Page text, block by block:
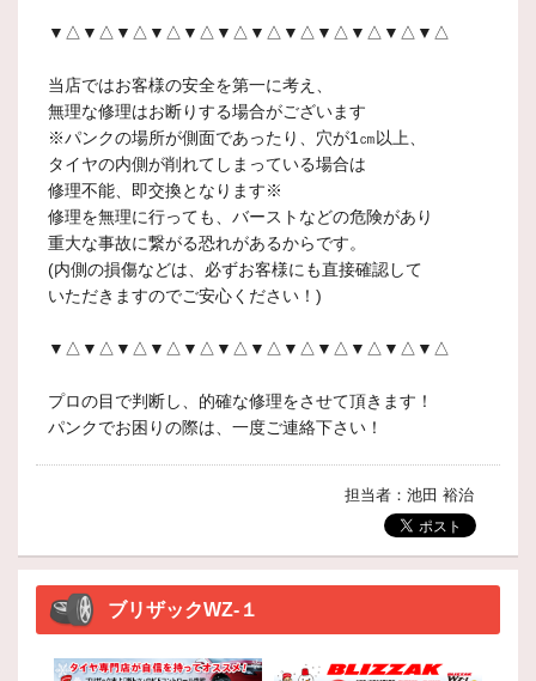
▼△▼△▼△▼△▼△▼△▼△▼△▼△▼△▼△▼△
当店ではお客様の安全を第一に考え、
無理な修理はお断りする場合がございます
※パンクの場所が側面であったり、穴が1㎝以上、
タイヤの内側が削れてしまっている場合は
修理不能、即交換となります※
修理を無理に行っても、バーストなどの危険があり
重大な事故に繋がる恐れがあるからです。
(内側の損傷などは、必ずお客様にも直接確認して
いただきますのでご安心ください！)
▼△▼△▼△▼△▼△▼△▼△▼△▼△▼△▼△▼△
プロの目で判断し、的確な修理をさせて頂きます！
パンクでお困りの際は、一度ご連絡下さい！
担当者：池田 裕治
ブリザックWZ-１